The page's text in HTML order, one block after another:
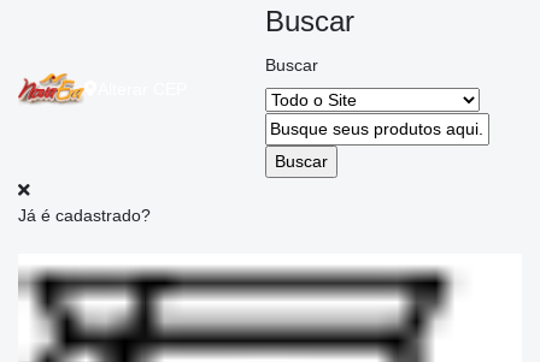
Buscar
Buscar
Já é cadastrado?